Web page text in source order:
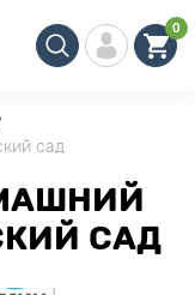
0
сад
САД